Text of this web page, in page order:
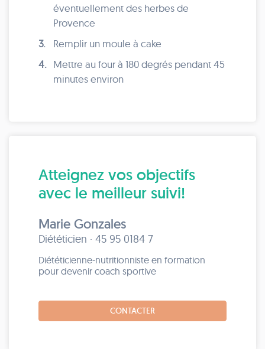
éventuellement des herbes de
Provence
3.
Remplir un moule à cake
4.
Mettre au four à 180 degrés pendant 45
minutes environ
Atteignez vos objectifs
avec le meilleur suivi!
Marie Gonzales
Diététicien · 45 95 0184 7
Diététicienne-nutritionniste en formation
pour devenir coach sportive
CONTACTER